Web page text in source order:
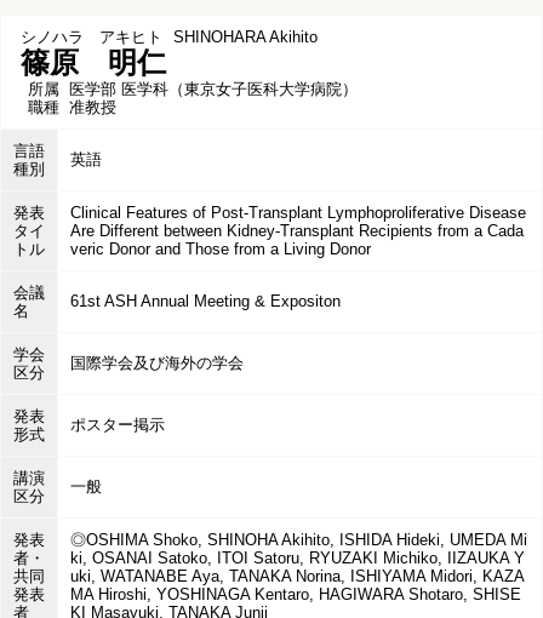
シノハラ アキヒト SHINOHARA Akihito
篠原 明仁
所属 医学部 医学科（東京女子医科大学病院）
職種 准教授
言語
種別
英語
発表
タイ
トル
Clinical Features of Post-Transplant Lymphoproliferative Disease
Are Different between Kidney-Transplant Recipients from a Cada
veric Donor and Those from a Living Donor
会議
名
61st ASH Annual Meeting & Expositon
学会
区分
国際学会及び海外の学会
発表
形式
ポスター掲示
講演
区分
一般
発表
者・
共同
発表
者
◎OSHIMA Shoko, SHINOHA Akihito, ISHIDA Hideki, UMEDA Mi
ki, OSANAI Satoko, ITOI Satoru, RYUZAKI Michiko, IIZAUKA Y
uki, WATANABE Aya, TANAKA Norina, ISHIYAMA Midori, KAZA
MA Hiroshi, YOSHINAGA Kentaro, HAGIWARA Shotaro, SHISE
KI Masayuki, TANAKA Junji